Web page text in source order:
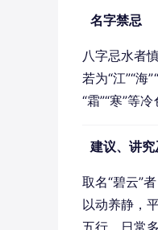
名字禁忌
八字忌水者
若为“江”“海
“霜”“寒”等
建议、讲
取名“碧云”
以动养静，
五行。日常